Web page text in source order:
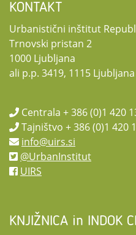
KONTAKT
Urbanistični inštitut
Trnovski pristan 2
1000 Ljubljana
ali p.p. 3419, 1115 Ljubljana
Centrala + 386 (0)1 420
Tajništvo + 386 (0)1 420
info@uirs.si
@UrbanInstitut
UIRS
KNJIŽNICA in INDOK